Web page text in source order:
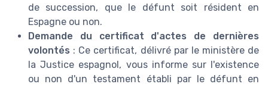
de succession, que le défunt soit résident en
Espagne ou non.
Demande du certificat d'actes de dernières
volontés : Ce certificat, délivré par le ministère de
la Justice espagnol, vous informe sur l'existence
ou non d'un testament établi par le défunt en